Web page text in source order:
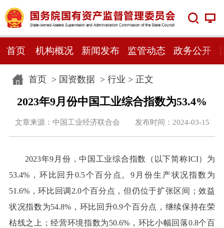
首页 机构概况 新闻发布 监管动态 政务公开
首页> 国资数据> 行业 > 正文
2023年9月份中国工业综合指数为53.4%
文章来源：中国工业经济联合会 发布时间：2024-03-15
2023年9月份，中国工业综合指数（以下简称ICI）为
53.4%，环比回升0.5个百分点。9月份生产状况指数为
51.6%，环比回调2.0个百分点，但仍位于扩张区间；效益
状况指数为54.8%，环比回升0.9个百分点，继续保持在荣
枯线之上；经营环境指数为50.6%，环比小幅回落0.8个百